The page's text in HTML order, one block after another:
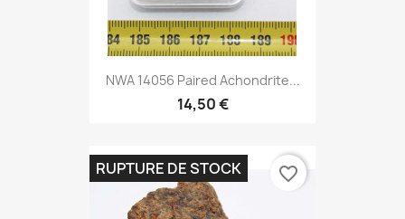
NWA 14056 Paired Achondrite...
14,50 €
RUPTURE DE STOCK favorite_border